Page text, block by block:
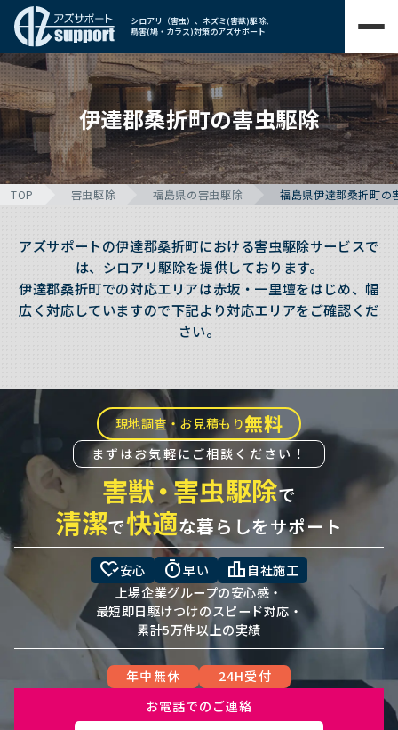
シロアリ（害虫）、ネズミ(害獣)駆除、
鳥害(鳩・カラス)対策のアズサポート
伊達郡桑折町の害虫駆除
TOP 害虫駆除 福島県の害虫駆除 福島県伊達郡桑折町の
アズサポートの伊達郡桑折町における害虫駆除サービスで
は、シロアリ駆除を提供しております。
伊達郡桑折町での対応エリアは赤坂・一里壇をはじめ、幅
広く対応していますので下記より対応エリアをご確認くだ
さい。
現地調査・お見積もり無料
まずはお気軽にご相談ください！
害獣・害虫駆除で
清潔で快適な暮らしをサポート
heart_check安心 timer早い leaderboard 自社施工
上場企業グループの安心感・
最短即日駆けつけのスピード対応・
累計5万件以上の実績
年中無休
24H受付
お電話でのご連絡